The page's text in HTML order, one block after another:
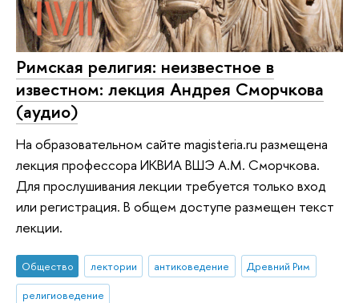
Римская религия: неизвестное в
известном: лекция Андрея Сморчкова
(аудио)
На образовательном сайте magisteria.ru размещена
лекция профессора ИКВИА ВШЭ А.М. Сморчкова.
Для прослушивания лекции требуется только вход
или регистрация. В общем доступе размещен текст
лекции.
Общество лектории антиковедение
Древний Рим
религиоведение